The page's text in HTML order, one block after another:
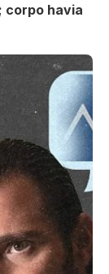
corpo havia